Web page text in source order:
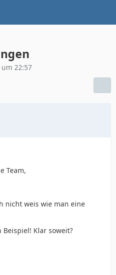
um 22:57
Team,
nicht weis wie man eine
Klar soweit?